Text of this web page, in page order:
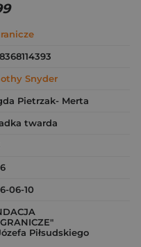
Snyder
Pietrzak- Merta
twarda
06-10
Piłsudskiego